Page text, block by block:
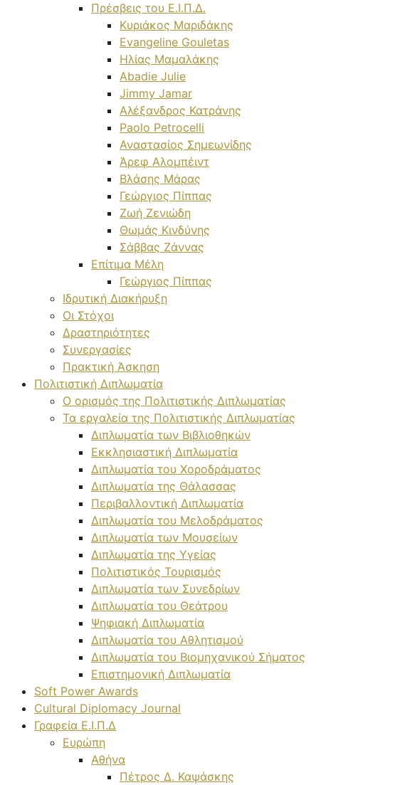
Πρέσβεις του Ε.Ι.Π.Δ.
Κυριάκος Μαριδάκης
Evangeline Gouletas
Ηλίας Μαμαλάκης
Abadie Julie
Jimmy Jamar
Αλέξανδρος Κατράνης
Paolo Petrocelli
Αναστασίος Σημεωνίδης
Άρεφ Αλομπέιντ
Βλάσης Μάρας
Γεώργιος Πίππας
Ζωή Ζενιώδη
Θωμάς Κινδύνης
Σάββας Ζάννας
Επίτιμα Μέλη
Γεώργιος Πίππας
Ιδρυτική Διακήρυξη
Οι Στόχοι
Δραστηριότητες
Συνεργασίες
Πρακτική Άσκηση
Πολιτιστική Διπλωματία
Ο ορισμός της Πολιτιστικής Διπλωματίας
Τα εργαλεία της Πολιτιστικής Διπλωματίας
Διπλωματία των Βιβλιοθηκών
Εκκλησιαστική Διπλωματία
Διπλωματία του Χοροδράματος
Διπλωματία της Θάλασσας
Περιβαλλοντική Διπλωματία
Διπλωματία του Μελοδράματος
Διπλωματία των Μουσείων
Διπλωματία της Υγείας
Πολιτιστικός Τουρισμός
Διπλωματία των Συνεδρίων
Διπλωματία του Θεάτρου
Ψηφιακή Διπλωματία
Διπλωματία του Αθλητισμού
Διπλωματία του Βιομηχανικού Σήματος
Επιστημονική Διπλωματία
Soft Power Awards
Cultural Diplomacy Journal
Γραφεία Ε.Ι.Π.Δ
Ευρώπη
Αθήνα
Πέτρος Δ. Καψάσκης